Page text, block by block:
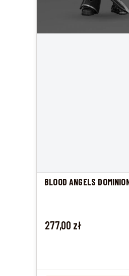
BLOOD ANGELS
Cena
277,00 zł